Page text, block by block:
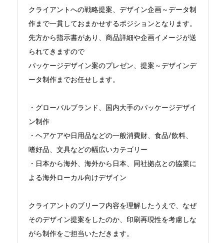
クライアントへの戦略提案、デザイン企画～データ制
作まで一貫しておまかせするポジションとなります。
先方から指示書があり、商品詳細や企画イメージが送
られてきますので
パッケージデザイン案のプレゼン、提案～デザインデ
ータ制作までお任せします。
・グローバルブランド、国内大手のパッケージデザイ
ン制作
・ヘアケアや日用品などの一般消費財、食品/飲料、
嗜好品、文具などの幅広いカテゴリー
・日本から海外、海外から日本、同社拠点との協業に
よる海外ローカル向けデザイン
クライアントのブリーフ内容を理解したうえで、なぜ
そのデザイン提案をしたのか、印刷再現性を考慮しな
がら制作をご担当いただきます。